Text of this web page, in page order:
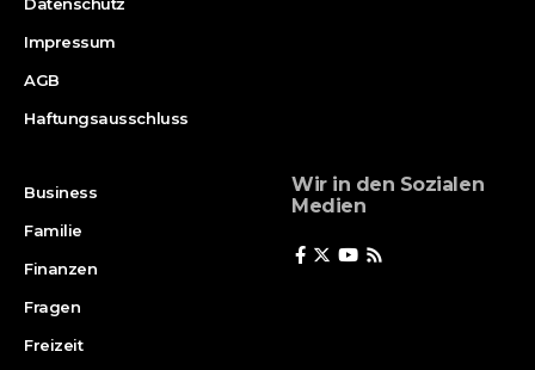
Impressum
AGB
Haftungsausschluss
Business
Familie
Finanzen
Fragen
Freizeit
Wir in den Sozialen
Medien